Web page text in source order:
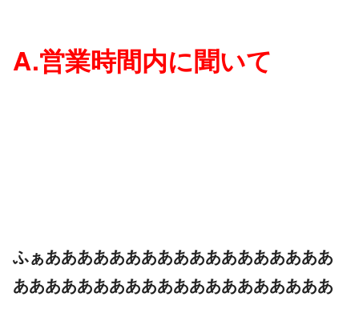
A.営業時間内に聞いて
ふぁああああああああああああああああああ
ああああああああああああああああああああ